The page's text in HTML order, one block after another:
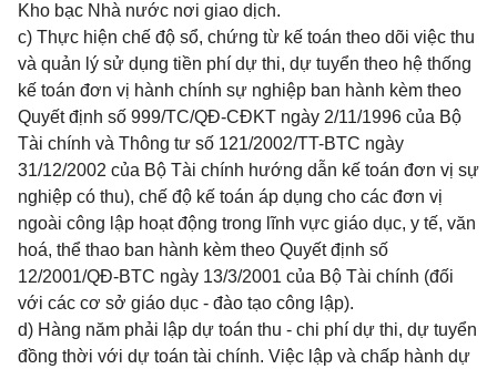
Kho bạc Nhà nước nơi giao dịch.
c) Thực hiện chế độ sổ, chứng từ kế toán theo dõi việc thu
và quản lý sử dụng tiền phí dự thi, dự tuyển theo hệ thống
kế toán đơn vị hành chính sự nghiệp ban hành kèm theo
Quyết định số 999/TC/QĐ-CĐKT ngày 2/11/1996 của Bộ
Tài chính và Thông tư số 121/2002/TT-BTC ngày
31/12/2002 của Bộ Tài chính hướng dẫn kế toán đơn vị sự
nghiệp có thu), chế độ kế toán áp dụng cho các đơn vị
ngoài công lập hoạt động trong lĩnh vực giáo dục, y tế, văn
hoá, thể thao ban hành kèm theo Quyết định số
12/2001/QĐ-BTC ngày 13/3/2001 của Bộ Tài chính (đối
với các cơ sở giáo dục - đào tạo công lập).
d) Hàng năm phải lập dự toán thu - chi phí dự thi, dự tuyển
đồng thời với dự toán tài chính. Việc lập và chấp hành dự